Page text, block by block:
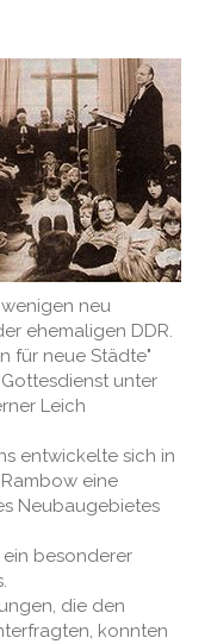
neu
ehemaligen DDR.
für neue Städte"
unter
Leich
entwickelte sich in
eine
Neubaugebietes
besonderer
die den
konnten